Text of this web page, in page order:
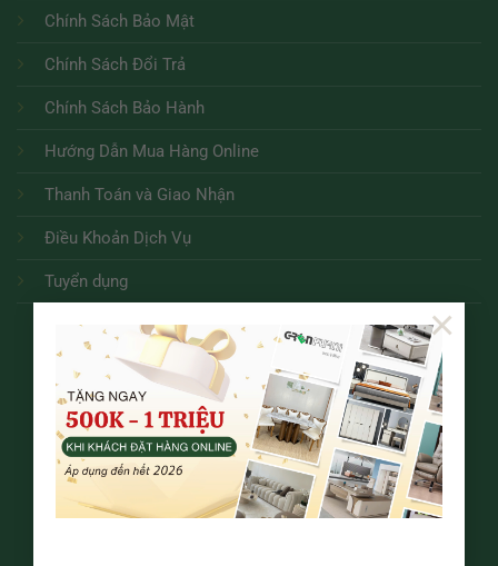
×
Chính Sách Bảo Mật
Chính Sách Đổi Trả
Chính Sách Bảo Hành
Hướng Dẫn Mua Hàng Online
Thanh Toán và Giao Nhận
Điều Khoản Dịch Vụ
Tuyển dụng